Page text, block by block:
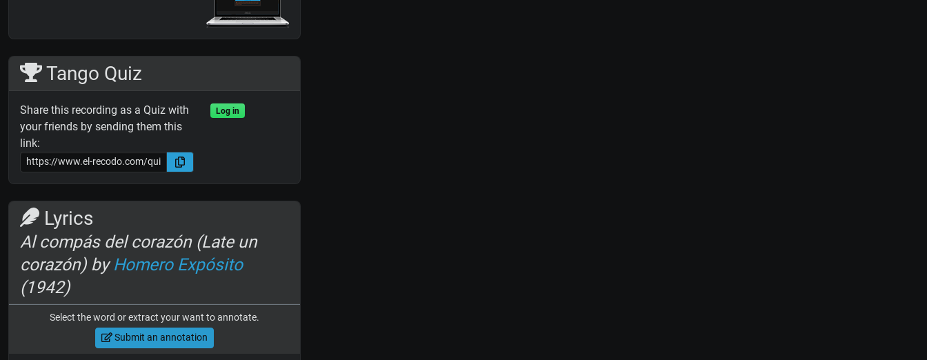
Tango Quiz
Share this recording as a Quiz with
your friends by sending them this
link:
Log in
Lyrics
Al compás del corazón (Late un
corazón) byHomero Expósito
(1942)
Select the word or extract your want to annotate.
Submit an annotation